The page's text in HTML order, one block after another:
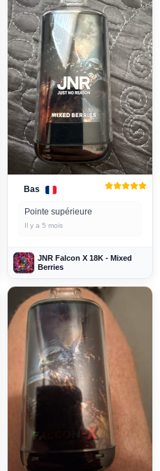
Bas
Pointe supérieure
Il y a 5 mois
JNR Falcon X 18K - Mixed
Berries